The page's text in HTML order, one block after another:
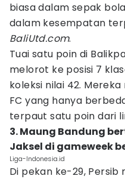
biasa dalam sepak
dalam kesempatan
BaliUtd.com.
Tuai satu poin di
melorot ke posisi 7
koleksi nilai 42.
FC yang hanya
terpaut satu poin dari
3. Maung Bandung
Jaksel di gameweek
Liga-Indonesia.id
Di pekan ke-29, Persib